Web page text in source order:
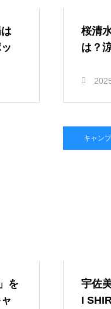
桜清
は？
を
キャン
宇佐
I